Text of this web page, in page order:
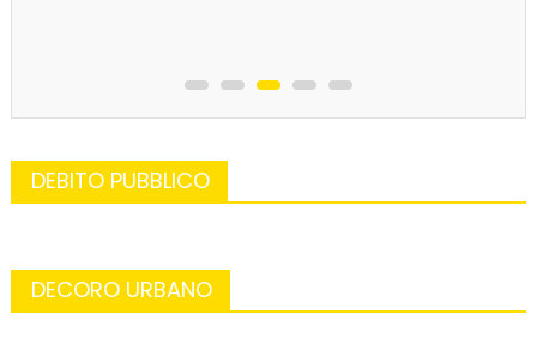
DEBITO PUBBLICO
DECORO URBANO